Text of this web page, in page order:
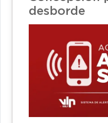
desborde